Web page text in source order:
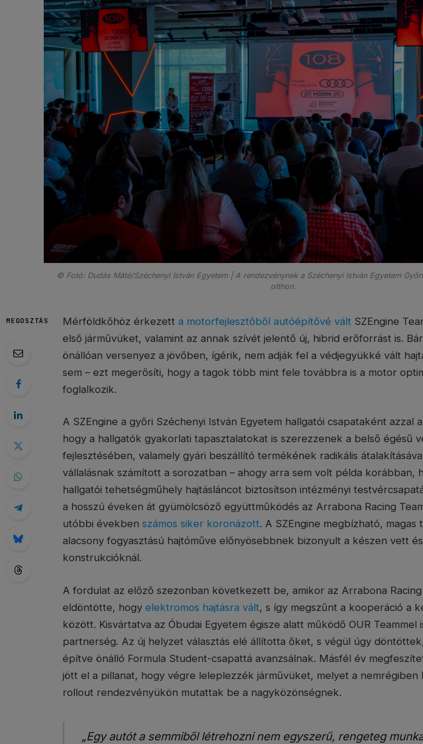
© Fotó: Dudás Máté/Széchenyi István Egyetem | A rendezvénynek a Széchenyi István Egyetem
otthon.
MEGOSZTÁS Mérföldkőhöz érkezett a motorfejlesztőből autóépítővé vált SZEngine
első járművüket, valamint az annak szívét jelentő új, hibrid erőforrást is.
önállóan versenyez a jövőben, ígérik, nem adják fel a védjegyükké vált
sem – ezt megerősíti, hogy a tagok több mint fele továbbra is a motor
foglalkozik.
A SZEngine a győri Széchenyi István Egyetem hallgatói csapataként azzal
hogy a hallgatók gyakorlati tapasztalatokat is szerezzenek a belső égésű
fejlesztésében, valamely gyári beszállító termékének radikális
vállalásnak számított a sorozatban – ahogy arra sem volt példa korábban,
hallgatói tehetségműhely hajtásláncot biztosítson intézményi
a hosszú éveken át gyümölcsöző együttműködés az Arrabona Racing
utóbbi években számos siker koronázott. A SZEngine megbízható, magas
alacsony fogyasztású hajtóműve előnyösebbnek bizonyult a készen vett
konstrukcióknál.
A fordulat az előző szezonban következett be, amikor az Arrabona Racing
eldöntötte, hogy elektromos hajtásra vált, s így megszűnt a kooperáció a
között. Kisvártatva az Óbudai Egyetem égisze alatt működő OUR Teammel
partnerség. Az új helyzet választás elé állította őket, s végül úgy
építve önálló Formula Student-csapattá avanzsálnak. Másfél év
jött el a pillanat, hogy végre leleplezzék járművüket, melyet a nemrégiben
rollout rendezvényükön mutattak be a nagyközönségnek.
„Egy autót a semmiből létrehozni nem egyszerű, rengeteg